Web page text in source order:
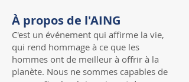
À propos de l'AING
C'est un événement qui affirme la vie,
qui rend hommage à ce que les
hommes ont de meilleur à offrir à la
planète. Nous ne sommes capables de